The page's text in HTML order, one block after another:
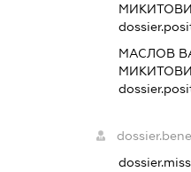
МАСЛОВ